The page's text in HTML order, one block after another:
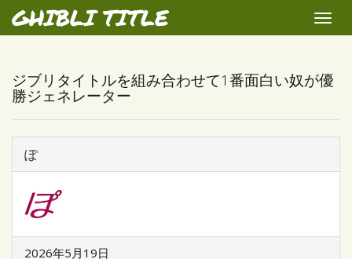
GHIBLI TITLE
Toggle
ジブリタイトルを組み合わせて1番面白い奴が優
勝ジェネレーター
ぽ
2026年5月19日